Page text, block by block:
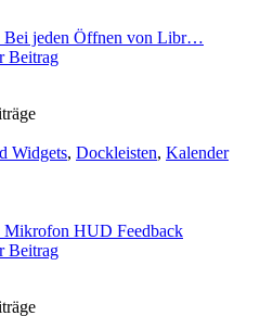
Bei jeden Öffnen von Libr…
Beitrag
Widgets, Dockleisten, Kalender
Mikrofon HUD Feedback
Beitrag